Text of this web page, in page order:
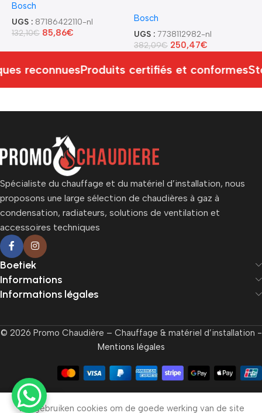
Bosch
UGS : 87186422110-nl
132,10€ 85,86€
Bosch
UGS : 7738112982-nl
382,09€ 250,47€
reconnuesProduits certifiés et conformes
Spécialiste du chauffage et du matériel d’installation, nous
proposons une large sélection de chaudières à gaz à
condensation, radiateurs, solutions de ventilation et
accessoires techniques
Boetiek
Informations
Informations légales
© 2026 Promo Chaudière – Chauffage & matériel d’installation -
Mentions légales
We gebruiken cookies om de goede werking van de site